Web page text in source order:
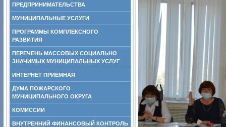
ПРЕДПРИНИМАТЕЛЬСТВА
МУНИЦИПАЛЬНЫЕ УСЛУГИ
ПРОГРАММЫ КОМПЛЕКСНОГО
РАЗВИТИЯ
ПЕРЕЧЕНЬ МАССОВЫХ СОЦИАЛЬНО
ЗНАЧИМЫХ МУНИЦИПАЛЬНЫХ УСЛУГ
ИНТЕРНЕТ ПРИЕМНАЯ
ДУМА ПОЖАРСКОГО
МУНИЦИПАЛЬНОГО ОКРУГА
КОМИССИИ
ВНУТРЕННИЙ ФИНАНСОВЫЙ КОНТРОЛЬ